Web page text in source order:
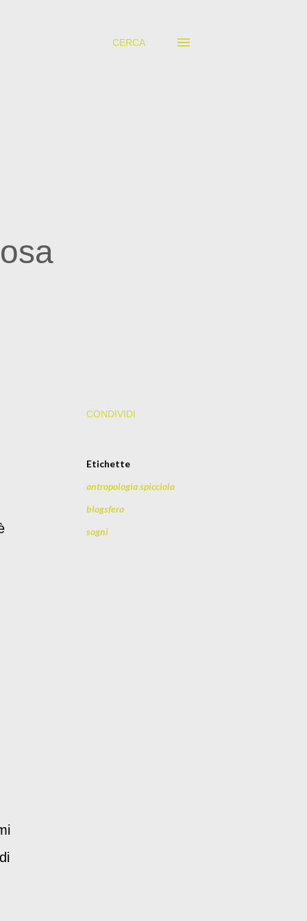
CERCA
CONDIVIDI
Etichette
antropologia spicciola
blogsfera
sogni